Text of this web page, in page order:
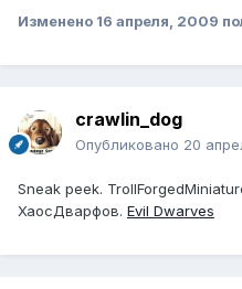
Изменено 16 апреля, 2009
crawlin_dog
Опубликовано 20
Sneak peek.
ХаосДварфов. Evil Dwarves